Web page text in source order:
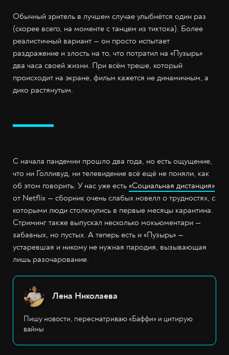
Обычный зритель в лучшем случае улыбнётся один раз
(скорее всего, на моменте с танцем из тиктока). Более
реалистичный вариант — он просто испытает
раздражение и злость на то, что потратил на «Пузырь»
два часа своей жизни. При всём треше, который
происходит на экране, фильм кажется не динамичным, а
дико растянутым.
С начала пандемии прошло два года, но есть ощущение,
что ни Голливуд, ни телевидение всё ещё не поняли, как
об этом говорить. У нас уже есть «Социальная дистанция»
от Netflix — сборник очень слабых новелл о трудностях, с
которыми люди столкнулись в первые месяцы карантина.
Стриминг также выпускал несколько мокьюментари —
забавных, но пустых. А теперь есть и «Пузырь» —
устаревшая и никому не нужная пародия, вызывающая
лишь разочарование.
Лена Николаева
Пишу новости, пересматриваю «Баффи» и цитирую
вайны